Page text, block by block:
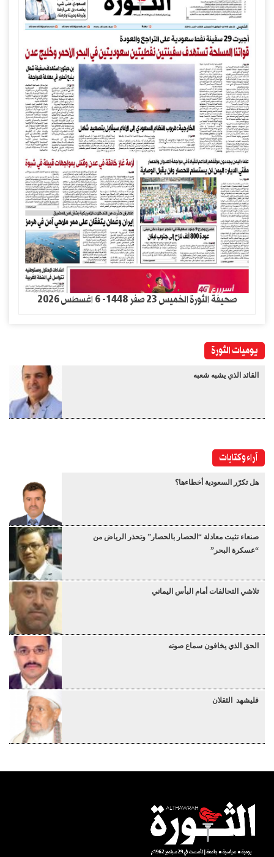
صحيفة الثورة الخميس 23 صفر 1448- 6 اغسطس 2026
يوميات الثورة
القائد الذي يشبه شعبه
آراء وكتابات
هل تكرّر السعودية أخطاءها؟
صنعاء تثبت معادلة “الحصار بالحصار” وتحذر الرياض من
“عسكرة البحر”
تلاشي التحالفات أمام البأس اليماني
الحق الذي يخافون سماع صوته
فليشهد الثقلان